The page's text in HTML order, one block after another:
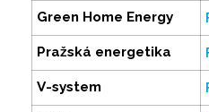
Green Home Energy
Pražská energetika
V-system